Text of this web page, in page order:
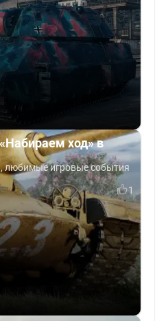
ход» в
любимые игровые события
1